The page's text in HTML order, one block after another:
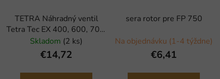
TETRA Náhradný ventil
Tetra Tec EX 400, 600, 700,
800 (2ks)
Skladom (2 ks)
€14,72
sera rotor pre FP 750
Na objednávku (1-4 týždne)
€6,41